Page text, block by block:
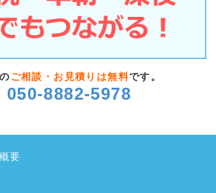
ご相談・お見積りは無料です。
050-8882-5978
要